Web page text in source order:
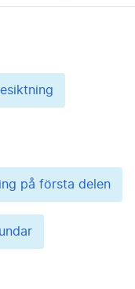
på första delen